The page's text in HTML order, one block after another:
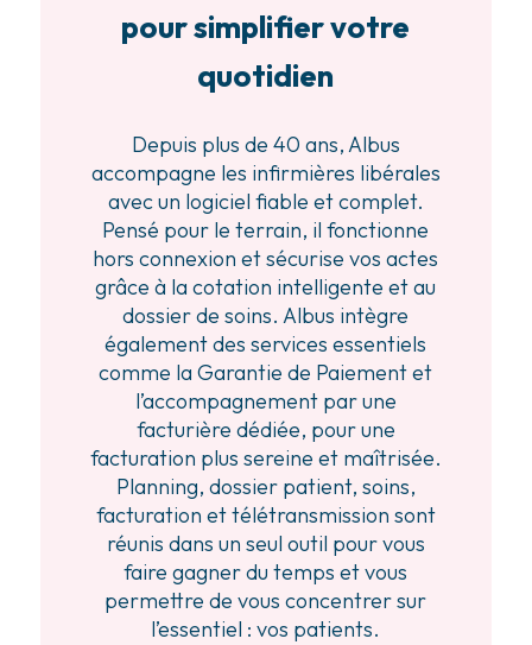
pour simplifier votre
quotidien
Depuis plus de 40 ans, Albus
accompagne les infirmières libérales
avec un logiciel fiable et complet.
Pensé pour le terrain, il fonctionne
hors connexion et sécurise vos actes
grâce à la cotation intelligente et au
dossier de soins. Albus intègre
également des services essentiels
comme la Garantie de Paiement et
l’accompagnement par une
facturière dédiée, pour une
facturation plus sereine et maîtrisée.
Planning, dossier patient, soins,
facturation et télétransmission sont
réunis dans un seul outil pour vous
faire gagner du temps et vous
permettre de vous concentrer sur
l’essentiel : vos patients.